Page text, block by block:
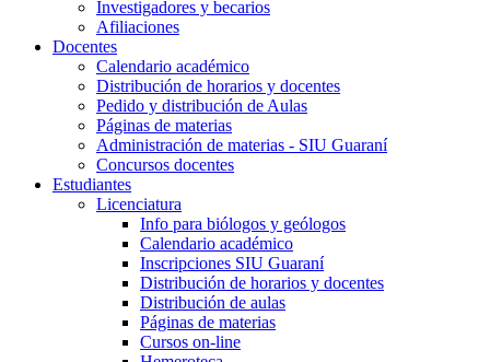
Investigadores y becarios
Afiliaciones
Docentes
Calendario académico
Distribución de horarios y docentes
Pedido y distribución de Aulas
Páginas de materias
Administración de materias - SIU Guaraní
Concursos docentes
Estudiantes
Licenciatura
Info para biólogos y geólogos
Calendario académico
Inscripciones SIU Guaraní
Distribución de horarios y docentes
Distribución de aulas
Páginas de materias
Cursos on-line